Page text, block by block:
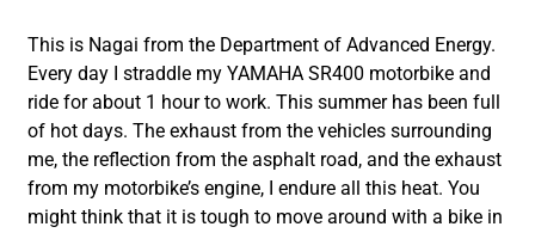
This is Nagai from the Department of Advanced Energy.
Every day I straddle my YAMAHA SR400 motorbike and
ride for about 1 hour to work. This summer has been full
of hot days. The exhaust from the vehicles surrounding
me, the reflection from the asphalt road, and the exhaust
from my motorbike’s engine, I endure all this heat. You
might think that it is tough to move around with a bike in